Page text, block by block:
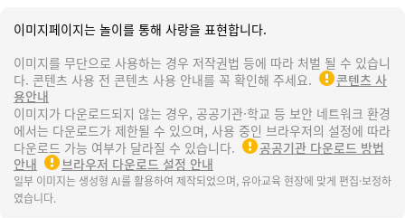
이미지페이지는 놀이를 통해 사랑을 표현합니다.
이미지를 무단으로 사용하는 경우 저작권법 등에 따라 처벌 될 수 있습니
다. 콘텐츠 사용 전 콘텐츠 사용 안내를 꼭 확인해 주세요.
콘텐츠 사
용안내
이미지가 다운로드되지 않는 경우, 공공기관·학교 등 보안 네트워크 환경
에서는 다운로드가 제한될 수 있으며, 사용 중인 브라우저의 설정에 따라
다운로드 가능 여부가 달라질 수 있습니다.
공공기관 다운로드 방법
안내
브라우저 다운로드 설정 안내
일부 이미지는 생성형 AI를 활용하여 제작되었으며, 유아교육 현장에 맞게 편집·보정하
였습니다.